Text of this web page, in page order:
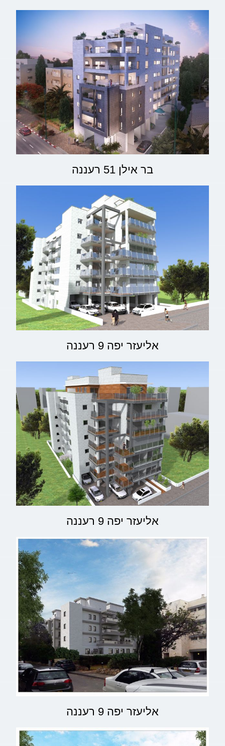
בר אילן 51 רעננה
אליעזר יפה 9 רעננה
אליעזר יפה 9 רעננה
אליעזר יפה 9 רעננה